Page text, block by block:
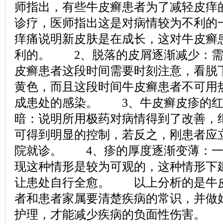
师指出，有些牛皮癣患者为了减轻皮痒
诊疗，医师指出这是对病情较为不利的
痒痛说明新皮肤是在成长，这对牛皮癣
利的。 2、脱落的皮屑逐渐减少：需
皮癣患者这段时间需要时刻注意，看脱
黄色，而且这段时间牛皮癣患者不可用
成患处的感染。 3、牛皮癣皮疹的红
暗：说明所用极药对病情得到了改善，
可得到明显的控制，若反之，刚患者应
院就诊。 4、疹的厚度逐渐变薄：一
现这种情形是较为可观的，这种情形下
让患处自行全愈。 以上分析的是牛
者和患者家属要清楚疾病的常识，并做
护理，才能减少疾病的负面性伤害。